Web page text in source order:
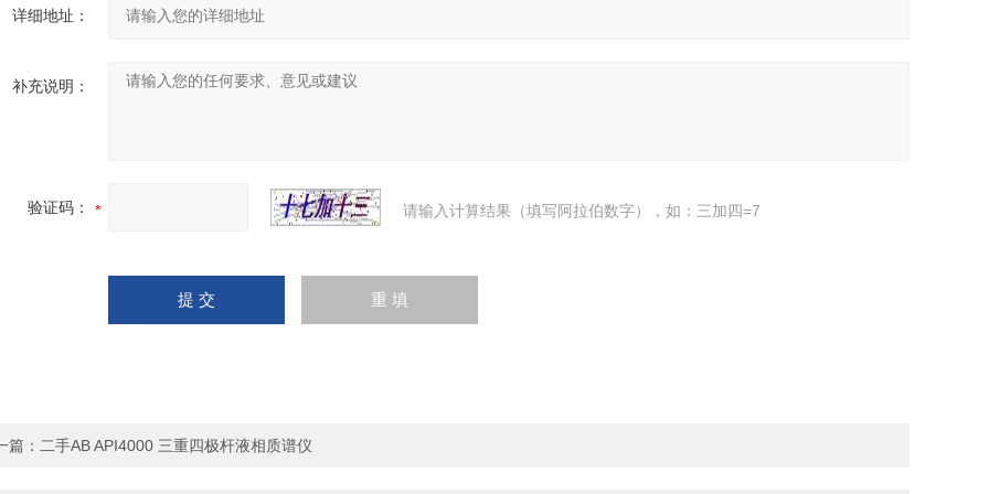
详细地址：
补充说明：
验证码： 请输入计算结果（填写阿拉伯数字），如：三加四=7
篇： 二手AB API4000 三重四极杆液相质谱仪